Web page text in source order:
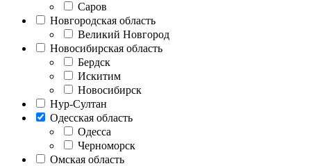
Саров
Новгородская область
Великий Новгород
Новосибирская область
Бердск
Искитим
Новосибирск
Нур-Султан
Одесская область
Одесса
Черноморск
Омская область